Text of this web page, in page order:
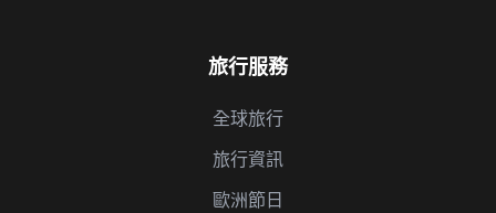
旅行服務
全球旅行
旅行資訊
歐洲節日